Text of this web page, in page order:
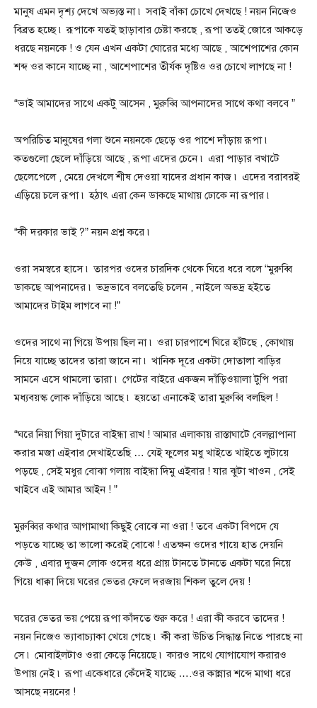
মানুষ এমন দৃশ্য দেখে অভ্যস্ত না ৷ সবাই বাঁকা চোখে দেখছে ! নয়ন নিজেও
বিব্রত হচ্ছে ৷ রূপাকে যতই ছাড়াবার চেষ্টা করছে , রূপা ততই জোরে আকড়ে
ধরছে নয়নকে ! ও যেন এখন একটা ঘোরের মধ্যে আছে , আশেপাশের কোন
শব্দ ওর কানে যাচ্ছে না , আশেপাশের তীর্যক দৃষ্টিও ওর চোখে লাগছে না !
“ভাই আমাদের সাথে একটু আসেন , মুরুব্বি আপনাদের সাথে কথা বলবে ”
অপরিচিত মানুষের গলা শুনে নয়নকে ছেড়ে ওর পাশে দাঁড়ায় রূপা ৷
কতগুলো ছেলে দাঁড়িয়ে আছে , রূপা এদের চেনে ৷ এরা পাড়ার বখাটে
ছেলেপেলে , মেয়ে দেখলে শীষ দেওয়া যাদের প্রধান কাজ ৷ এদের বরাবরই
এড়িয়ে চলে রূপা ৷ হঠাৎ এরা কেন ডাকছে মাথায় ঢোকে না রূপার ৷
“কী দরকার ভাই ?” নয়ন প্রশ্ন করে ৷
ওরা সমস্বরে হাসে ৷ তারপর ওদের চারদিক থেকে ঘিরে ধরে বলে “মুরুব্বি
ডাকছে আপনাদের ৷ ভদ্রভাবে বলতেছি চলেন , নাইলে অভদ্র হইতে
আমাদের টাইম লাগবে না !”
ওদের সাথে না গিয়ে উপায় ছিল না ৷ ওরা চারপাশে ঘিরে হাঁটছে , কোথায়
নিয়ে যাচ্ছে তাদের তারা জানে না ৷ খানিক দূরে একটা দোতালা বাড়ির
সামনে এসে থামলো তারা ৷ গেটের বাইরে একজন দাঁড়িওয়ালা টুপি পরা
মধ্যবয়স্ক লোক দাঁড়িয়ে আছে ৷ হয়তো এনাকেই তারা মুরুব্বি বলছিল !
“ঘরে নিয়া গিয়া দুটারে বাইন্ধা রাখ ! আমার এলাকায় রাস্তাঘাটে বেলল্লাপানা
করার মজা এইবার দেখাইতেছি … যেই ফুলের মধু খাইতে খাইতে লুটায়ে
পড়ছে , সেই মধুর বোঝা গলায় বাইন্ধা দিমু এইবার ! যার ঝুটা খাওন , সেই
খাইবে এই আমার আইন ! ”
মুরুব্বির কথার আগামাথা কিছুই বোঝে না ওরা ! তবে একটা বিপদে যে
পড়তে যাচ্ছে তা ভালো করেই বোঝে ! এতক্ষন ওদের গায়ে হাত দেয়নি
কেউ , এবার দুজন লোক ওদের ধরে প্রায় টানতে টানতে একটা ঘরে নিয়ে
গিয়ে ধাক্কা দিয়ে ঘরের ভেতর ফেলে দরজায় শিকল তুলে দেয় !
ঘরের ভেতর ভয় পেয়ে রূপা কাঁদতে শুরু করে ! এরা কী করবে তাদের !
নয়ন নিজেও ভ্যাবাচ্যাকা খেয়ে গেছে ৷ কী করা উচিত সিদ্ধান্ত নিতে পারছে না
সে ৷ মোবাইলটাও ওরা কেড়ে নিয়েছে ৷ কারও সাথে যোগাযোগ করারও
উপায় নেই ৷ রূপা একেধারে কেঁদেই যাচ্ছে ….ওর কান্নার শব্দে মাথা ধরে
আসছে নয়নের !